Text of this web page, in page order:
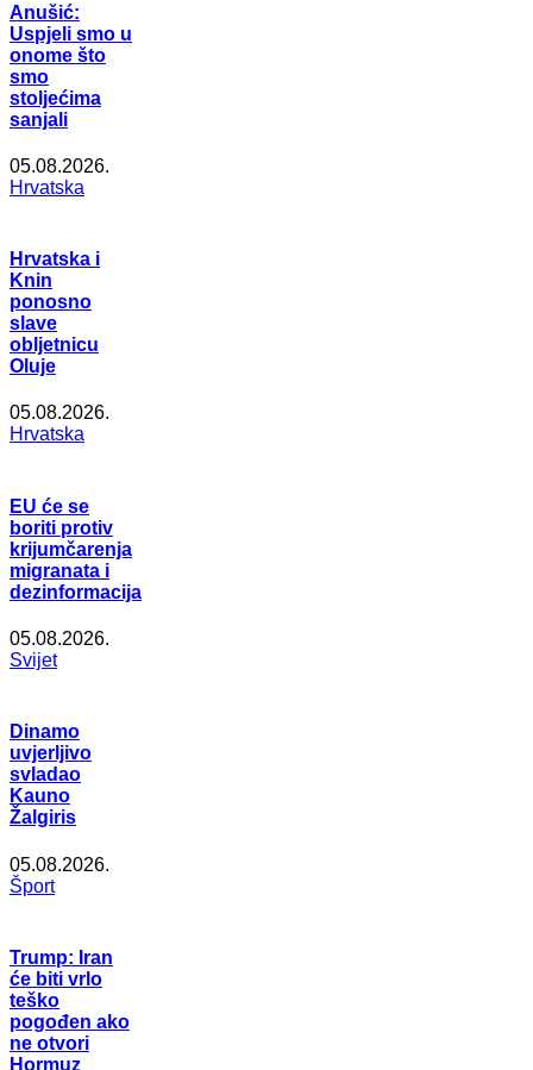
Anušić:
Uspjeli smo u
onome što
smo
stoljećima
sanjali
05.08.2026.
Hrvatska
Hrvatska i
Knin
ponosno
slave
obljetnicu
Oluje
05.08.2026.
Hrvatska
EU će se
boriti protiv
krijumčarenja
migranata i
dezinformacija
05.08.2026.
Svijet
Dinamo
uvjerljivo
svladao
Kauno
Žalgiris
05.08.2026.
Šport
Trump: Iran
će biti vrlo
teško
pogođen ako
ne otvori
Hormuz